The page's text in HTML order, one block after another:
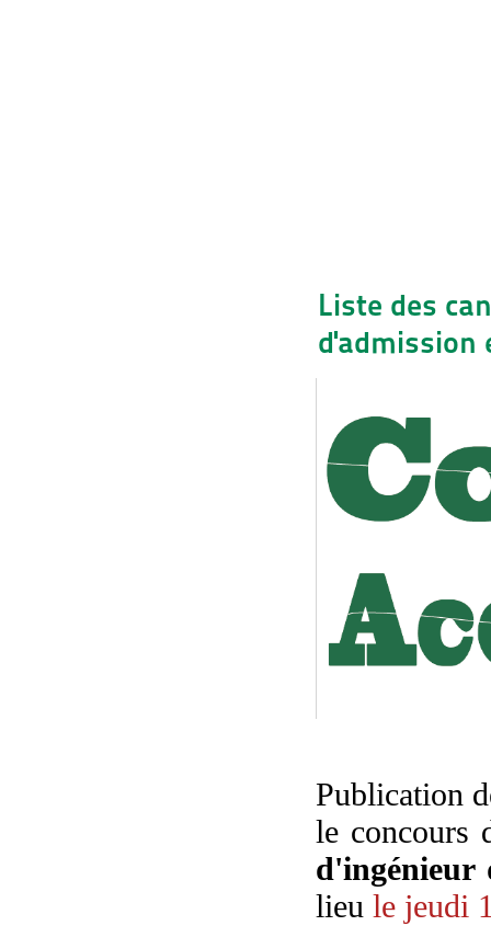
Liste des
d'admission
Publication
le concours
d'ingénieur
lieule jeudi